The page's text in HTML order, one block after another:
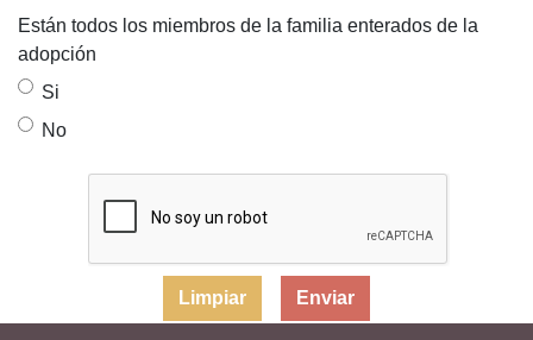
Están todos los miembros de la familia enterados de la
adopción
Si
No
Limpiar